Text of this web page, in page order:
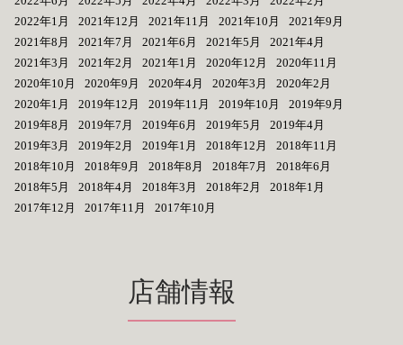
2022年1月
2021年12月 2021年11月 2021年10月
2021年9月
2021年8月
2021年7月 2021年6月 2021年5月
2021年4月
2021年3月
2021年2月 2021年1月 2020年12月
2020年11月
2020年10月
2020年9月 2020年4月 2020年3月
2020年2月
2020年1月
2019年12月 2019年11月 2019年10月
2019年9月
2019年8月
2019年7月 2019年6月 2019年5月
2019年4月
2019年3月
2019年2月 2019年1月 2018年12月
2018年11月
2018年10月
2018年9月 2018年8月 2018年7月
2018年6月
2018年5月
2018年4月 2018年3月 2018年2月
2018年1月
2017年12月
2017年11月 2017年10月
店舗情報